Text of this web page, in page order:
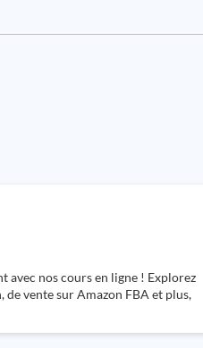
avec nos cours en ligne ! Explorez
vente sur Amazon FBA et plus,